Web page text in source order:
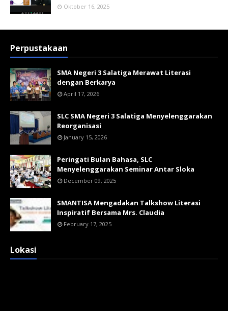
Oktober 16, 2025
Perpustakaan
SMA Negeri 3 Salatiga Merawat Literasi
dengan Berkarya
April 17, 2026
SLC SMA Negeri 3 Salatiga Menyelenggarakan
Reorganisasi
January 15, 2026
Peringati Bulan Bahasa, SLC
Menyelenggarakan Seminar Antar Sloka
December 09, 2025
SMANTISA Mengadakan Talkshow Literasi
Inspiratif Bersama Mrs. Claudia
February 17, 2025
Lokasi